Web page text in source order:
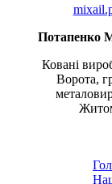
Потапенко
Ковані
Ворота,